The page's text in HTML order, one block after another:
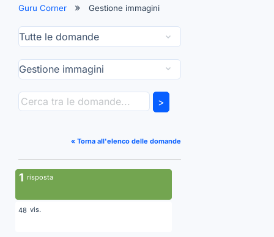
Guru Corner Gestione immagini
>
« Torna all'elenco delle domande
1 risposta
48 vis.